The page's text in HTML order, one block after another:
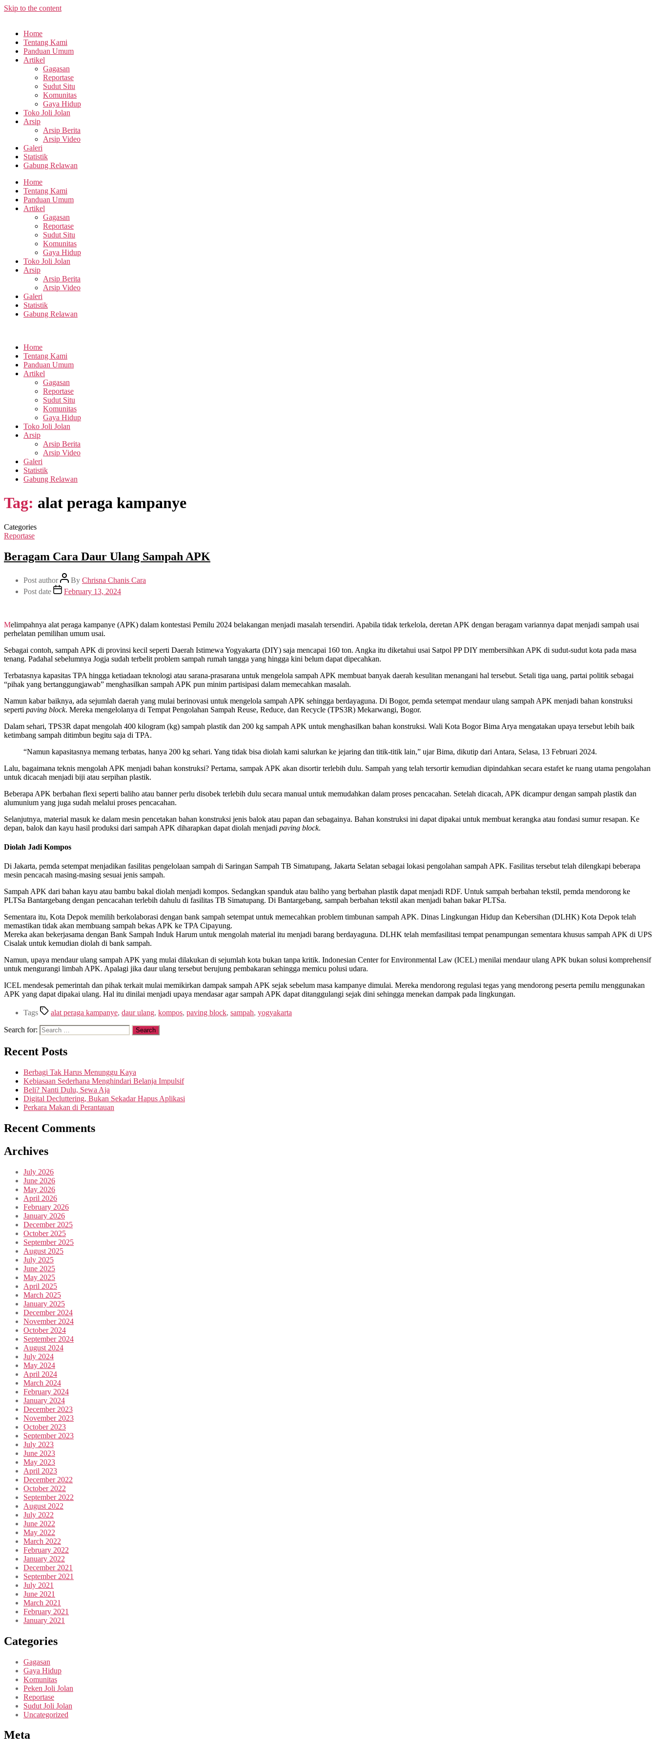
Skip to the content
Home
Tentang Kami
Panduan Umum
Artikel
Gagasan
Reportase
Sudut Situ
Komunitas
Gaya Hidup
Toko Joli Jolan
Arsip
Arsip Berita
Arsip Video
Galeri
Statistik
Gabung Relawan
Home
Tentang Kami
Panduan Umum
Artikel
Gagasan
Reportase
Sudut Situ
Komunitas
Gaya Hidup
Toko Joli Jolan
Arsip
Arsip Berita
Arsip Video
Galeri
Statistik
Gabung Relawan
Home
Tentang Kami
Panduan Umum
Artikel
Gagasan
Reportase
Sudut Situ
Komunitas
Gaya Hidup
Toko Joli Jolan
Arsip
Arsip Berita
Arsip Video
Galeri
Statistik
Gabung Relawan
Tag: alat peraga kampanye
Categories
Reportase
Beragam Cara Daur Ulang Sampah APK
Post author By Chrisna Chanis Cara
Post date
February 13, 2024
Melimpahnya alat peraga kampanye (APK) dalam kontestasi Pemilu 2024 belakangan menjadi masalah tersendiri. Apabila tidak terkelola, deretan APK dengan beragam variannya dapat menjadi sampah usai
perhelatan pemilihan umum usai.
Sebagai contoh, sampah APK di provinsi kecil seperti Daerah Istimewa Yogyakarta (DIY) saja mencapai 160 ton. Angka itu diketahui usai Satpol PP DIY membersihkan APK di sudut-sudut kota pada masa
tenang. Padahal sebelumnya Jogja sudah terbelit problem sampah rumah tangga yang hingga kini belum dapat dipecahkan.
Terbatasnya kapasitas TPA hingga ketiadaan teknologi atau sarana-prasarana untuk mengelola sampah APK membuat banyak daerah kesulitan menangani hal tersebut. Setali tiga uang, partai politik sebagai
“pihak yang bertanggungjawab” menghasilkan sampah APK pun minim partisipasi dalam memecahkan masalah.
Namun kabar baiknya, ada sejumlah daerah yang mulai berinovasi untuk mengelola sampah APK sehingga berdayaguna. Di Bogor, pemda setempat mendaur ulang sampah APK menjadi bahan konstruksi
seperti paving block. Mereka mengelolanya di Tempat Pengolahan Sampah Reuse, Reduce, dan Recycle (TPS3R) Mekarwangi, Bogor.
Dalam sehari, TPS3R dapat mengolah 400 kilogram (kg) sampah plastik dan 200 kg sampah APK untuk menghasilkan bahan konstruksi. Wali Kota Bogor Bima Arya mengatakan upaya tersebut lebih baik
ketimbang sampah ditimbun begitu saja di TPA.
“Namun kapasitasnya memang terbatas, hanya 200 kg sehari. Yang tidak bisa diolah kami salurkan ke jejaring dan titik-titik lain,” ujar Bima, dikutip dari Antara, Selasa, 13 Februari 2024.
Lalu, bagaimana teknis mengolah APK menjadi bahan konstruksi? Pertama, sampak APK akan disortir terlebih dulu. Sampah yang telah tersortir kemudian dipindahkan secara estafet ke ruang utama pengolahan
untuk dicacah menjadi biji atau serpihan plastik.
Beberapa APK berbahan flexi seperti baliho atau banner perlu disobek terlebih dulu secara manual untuk memudahkan dalam proses pencacahan. Setelah dicacah, APK dicampur dengan sampah plastik dan
alumunium yang juga sudah melalui proses pencacahan.
Selanjutnya, material masuk ke dalam mesin pencetakan bahan konstruksi jenis balok atau papan dan sebagainya. Bahan konstruksi ini dapat dipakai untuk membuat kerangka atau fondasi sumur resapan. Ke
depan, balok dan kayu hasil produksi dari sampah APK diharapkan dapat diolah menjadi paving block.
Diolah Jadi Kompos
Di Jakarta, pemda setempat menjadikan fasilitas pengelolaan sampah di Saringan Sampah TB Simatupang, Jakarta Selatan sebagai lokasi pengolahan sampah APK. Fasilitas tersebut telah dilengkapi beberapa
mesin pencacah masing-masing sesuai jenis sampah.
Sampah APK dari bahan kayu atau bambu bakal diolah menjadi kompos. Sedangkan spanduk atau baliho yang berbahan plastik dapat menjadi RDF. Untuk sampah berbahan tekstil, pemda mendorong ke
PLTSa Bantargebang dengan pencacahan terlebih dahulu di fasilitas TB Simatupang. Di Bantargebang, sampah berbahan tekstil akan menjadi bahan bakar PLTSa.
Sementara itu, Kota Depok memilih berkolaborasi dengan bank sampah setempat untuk memecahkan problem timbunan sampah APK. Dinas Lingkungan Hidup dan Kebersihan (DLHK) Kota Depok telah
memastikan tidak akan membuang sampah bekas APK ke TPA Cipayung.
Mereka akan bekerjasama dengan Bank Sampah Induk Harum untuk mengolah material itu menjadi barang berdayaguna. DLHK telah memfasilitasi tempat penampungan sementara khusus sampah APK di UPS
Cisalak untuk kemudian diolah di bank sampah.
Namun, upaya mendaur ulang sampah APK yang mulai dilakukan di sejumlah kota bukan tanpa kritik. Indonesian Center for Environmental Law (ICEL) menilai mendaur ulang APK bukan solusi komprehensif
untuk mengurangi limbah APK. Apalagi jika daur ulang tersebut berujung pembakaran sehingga memicu polusi udara.
ICEL mendesak pemerintah dan pihak terkait mulai memikirkan dampak sampah APK sejak sebelum masa kampanye dimulai. Mereka mendorong regulasi tegas yang mendorong peserta pemilu menggunakan
APK yang dapat dipakai ulang. Hal itu dinilai menjadi upaya mendasar agar sampah APK dapat ditanggulangi sejak dini sehingga menekan dampak pada lingkungan.
Tags alat peraga kampanye, daur ulang, kompos, paving block, sampah, yogyakarta
Search for:
Recent Posts
Berbagi Tak Harus Menunggu Kaya
Kebiasaan Sederhana Menghindari Belanja Impulsif
Beli? Nanti Dulu, Sewa Aja
Digital Decluttering, Bukan Sekadar Hapus Aplikasi
Perkara Makan di Perantauan
Recent Comments
Archives
July 2026
June 2026
May 2026
April 2026
February 2026
January 2026
December 2025
October 2025
September 2025
August 2025
July 2025
June 2025
May 2025
April 2025
March 2025
January 2025
December 2024
November 2024
October 2024
September 2024
August 2024
July 2024
May 2024
April 2024
March 2024
February 2024
January 2024
December 2023
November 2023
October 2023
September 2023
July 2023
June 2023
May 2023
April 2023
December 2022
October 2022
September 2022
August 2022
July 2022
June 2022
May 2022
March 2022
February 2022
January 2022
December 2021
September 2021
July 2021
June 2021
March 2021
February 2021
January 2021
Categories
Gagasan
Gaya Hidup
Komunitas
Peken Joli Jolan
Reportase
Sudut Joli Jolan
Uncategorized
Meta